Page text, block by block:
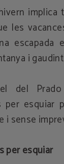
les
i
del
per esquiar
i sense
per esquiar